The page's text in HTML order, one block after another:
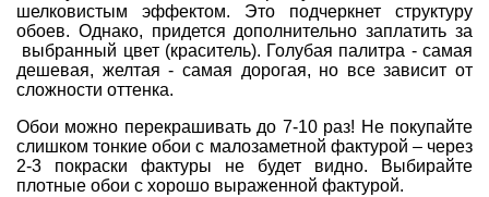
шелковистым эффектом. Это подчеркнет структуру
обоев. Однако, придется дополнительно заплатить за
выбранный цвет (краситель). Голубая палитра - самая
дешевая, желтая - самая дорогая, но все зависит от
сложности оттенка.
Обои можно перекрашивать до 7-10 раз! Не покупайте
слишком тонкие обои с малозаметной фактурой – через
2-3 покраски фактуры не будет видно. Выбирайте
плотные обои с хорошо выраженной фактурой.